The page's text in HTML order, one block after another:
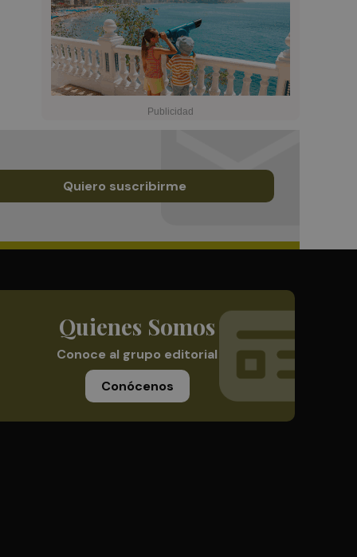
Quiero suscribirme
Quienes Somos
Conoce al grupo editorial
Conócenos